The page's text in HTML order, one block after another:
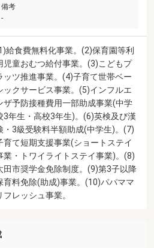
備考
-
給食費無料化事業。(2)保育園等利
児童おむつ給付事業。(3)こどもプ
ッツ推進事業。(4)子育て世帯ベー
ックサービス事業。(5)インフルエ
ザ予防接種費用一部助成事業(中学
3年生・高校3年生)。(6)英検及び漢
・3級受験料半額助成(中学生)。(7)
育て短期支援事業(ショートステイ
業・トワイライトステイ事業)。(8)
田市奨学金免除制度。(9)第3子以降
育料免除(助成)事業。(10)パパママ
フレッシュ事業。